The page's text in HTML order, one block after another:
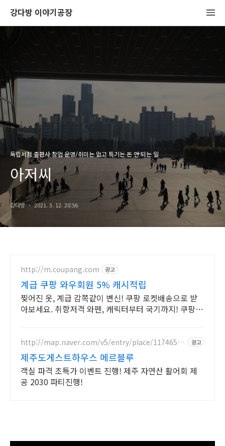
강다방 이야기공장
독립서점 출판사 창업 운영/취미는 없고 특기는 돈 안 되는 일
아저씨
강다방 2021. 3. 12. 20:56
http://m.coupang.com 광고
계급 쿠팡 와우회원 5% 캐시적립
찢어진 옷, 계급 감쪽같이 변신! 쿠팡 로켓배송으로 받
아보세요. 취향저격 와펜, 캐릭터부터 국기까지! 쿠팡에
http://map.naver.com/v5/entry/place/11746515
광고
제주도게스트하우스 메르블루
객실 파격 초특가 이벤트 진행! 제주 자연산 활어회 제
공 2030 파티진행!